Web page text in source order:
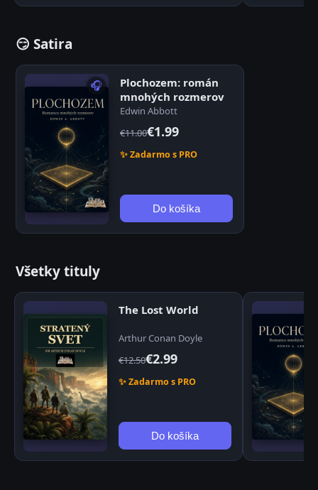
😏 Satira
🎧
Plochozem: román
mnohých rozmerov
Edwin Abbott
€11.00€1.99
✨ Zadarmo s PRO
Do košíka
Všetky tituly
The Lost World
Arthur Conan Doyle
€12.50€2.99
✨ Zadarmo s PRO
Do košíka